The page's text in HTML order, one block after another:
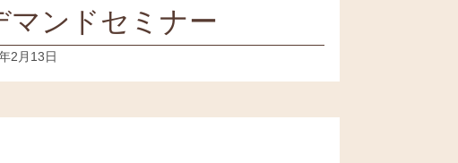
マンドセミナー
2月13日